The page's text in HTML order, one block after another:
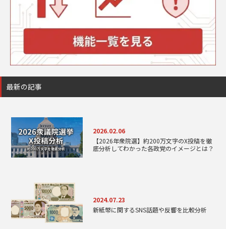
最新の記事
2026.02.06
【2026年衆院選】約200万文字のX投稿を徹
底分析してわかった各政党のイメージとは？
2024.07.23
新紙幣に関するSNS話題や反響を比較分析